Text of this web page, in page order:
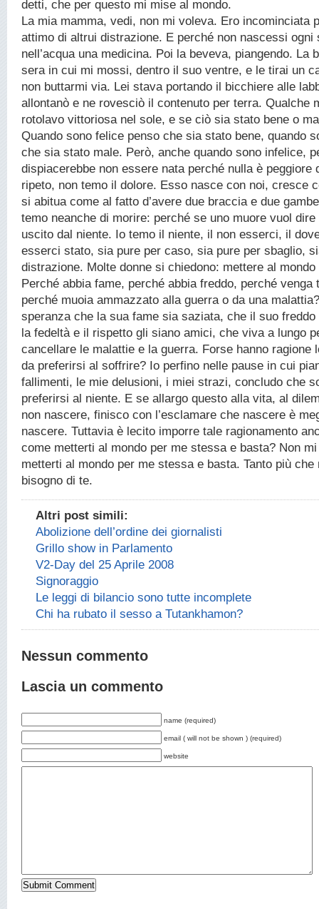
detti, che per questo mi mise al mondo.
La mia mamma, vedi, non mi voleva. Ero incominciata
attimo di altrui distrazione. E perché non nascessi ogni
nell’acqua una medicina. Poi la beveva, piangendo. La
sera in cui mi mossi, dentro il suo ventre, e le tirai un
non buttarmi via. Lei stava portando il bicchiere alle
allontanò e ne rovesciò il contenuto per terra. Qualche
rotolavo vittoriosa nel sole, e se ciò sia stato bene o
Quando sono felice penso che sia stato bene, quando
che sia stato male. Però, anche quando sono infelice,
dispiacerebbe non essere nata perché nulla è peggiore
ripeto, non temo il dolore. Esso nasce con noi, cresce
si abitua come al fatto d’avere due braccia e due
temo neanche di morire: perché se uno muore vuol
uscito dal niente. Io temo il niente, il non esserci, il
esserci stato, sia pure per caso, sia pure per sbaglio,
distrazione. Molte donne si chiedono: mettere al
Perché abbia fame, perché abbia freddo, perché venga
perché muoia ammazzato alla guerra o da una
speranza che la sua fame sia saziata, che il suo
la fedeltà e il rispetto gli siano amici, che viva a lungo
cancellare le malattie e la guerra. Forse hanno ragione
da preferirsi al soffrire? Io perfino nelle pause in cui
fallimenti, le mie delusioni, i miei strazi, concludo che
preferirsi al niente. E se allargo questo alla vita, al
non nascere, finisco con l’esclamare che nascere è
nascere. Tuttavia è lecito imporre tale ragionamento
come metterti al mondo per me stessa e basta? Non
metterti al mondo per me stessa e basta. Tanto più che
bisogno di te.
Altri post simili:
Abolizione dell’ordine dei giornalisti
Grillo show in Parlamento
V2-Day del 25 Aprile 2008
Signoraggio
Le leggi di bilancio sono tutte incomplete
Chi ha rubato il sesso a Tutankhamon?
Nessun commento
Lascia un commento
name (required)
email ( will not be shown ) (required)
website